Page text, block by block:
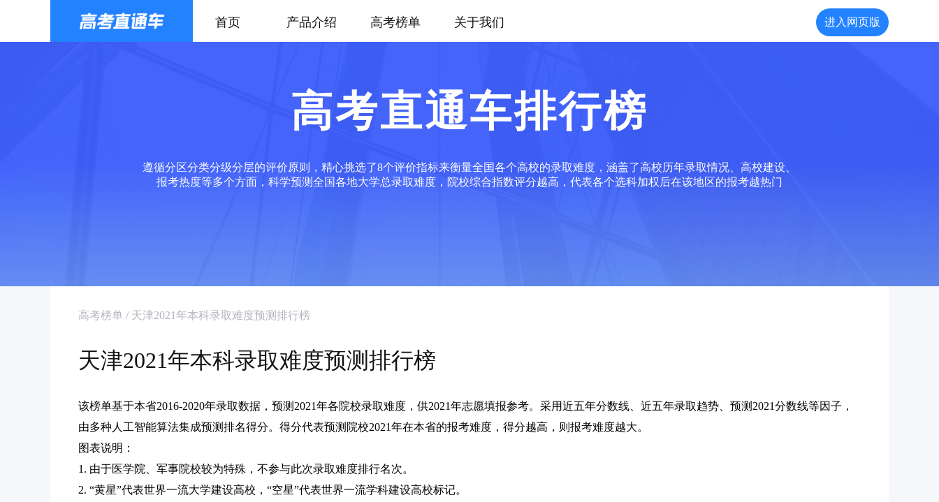
首页 产品介绍 高考榜单 关于我们 进入网页版
高考直通车排行榜
遵循分区分类分级分层的评价原则，精心挑选了8个评价指标来衡量全国各个高校的录取难度，涵盖了高校历年录取情况、高校建设、
报考热度等多个方面，科学预测全国各地大学总录取难度，院校综合指数评分越高，代表各个选科加权后在该地区的报考越热门
高考榜单 / 天津2021年本科录取难度预测排行榜
天津2021年本科录取难度预测排行榜
该榜单基于本省2016-2020年录取数据，预测2021年各院校录取难度，供2021年志愿填报参考。采用近五年分数线、近五年录取趋势、预测2021分数线等因子，
由多种人工智能算法集成预测排名得分。得分代表预测院校2021年在本省的报考难度，得分越高，则报考难度越大。
图表说明：
1. 由于医学院、军事院校较为特殊，不参与此次录取难度排行名次。
2. “黄星”代表世界一流大学建设高校，“空星”代表世界一流学科建设高校标记。